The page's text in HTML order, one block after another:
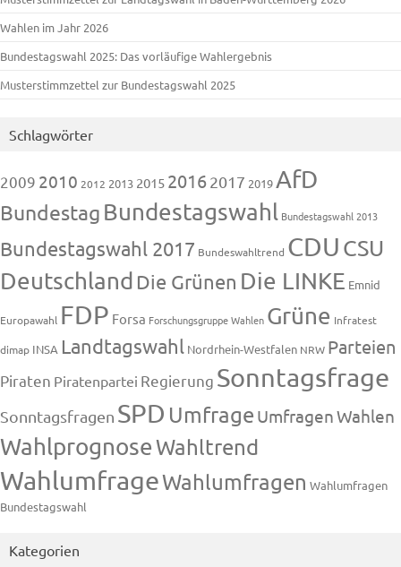
Wahlen im Jahr 2026
Bundestagswahl 2025: Das vorläufige Wahlergebnis
Musterstimmzettel zur Bundestagswahl 2025
Schlagwörter
2009 2010 2012 2013 2015 20162017 2019AfD
Bundestag Bundestagswahl Bundestagswahl 2013
Bundestagswahl 2017 Bundeswahltrend CDUCSU
Deutschland Die Grünen Die LINKE Emnid
Europawahl FDP Forsa Forschungsgruppe Wahlen Grüne Infratest
dimap INSA Landtagswahl Nordrhein-Westfalen NRW Parteien
Piraten Piratenpartei Regierung Sonntagsfrage
Sonntagsfragen SPD Umfrage UmfragenWahlen
WahlprognoseWahltrend
WahlumfrageWahlumfragen Wahlumfragen
Bundestagswahl
Kategorien